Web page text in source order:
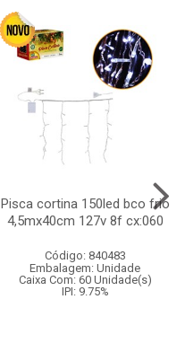
Pisca cortina 150led bco frio
4,5mx40cm 127v 8f cx:060
Código: 840483
Embalagem: Unidade
Caixa Com: 60 Unidade(s)
IPI: 9.75%